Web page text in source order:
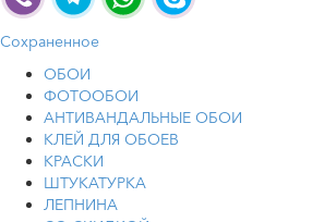
Сохраненное
ОБОИ
ФОТООБОИ
АНТИВАНДАЛЬНЫЕ ОБОИ
КЛЕЙ ДЛЯ ОБОЕВ
КРАСКИ
ШТУКАТУРКА
ЛЕПНИНА